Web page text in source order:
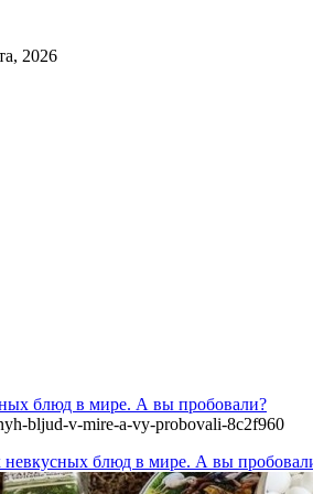
2026
блюд в мире. А вы пробовали?
bljud-v-mire-a-vy-probovali-8c2f960
невкусных блюд в мире. А вы